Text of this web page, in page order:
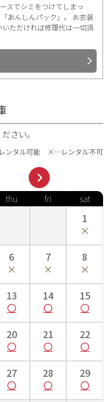
スでシミをつけてしまっ
あんしんパック」。 お衣装
ただければ修理代は一切頂
さい。
ンタル可能 ×…レンタル不可
thu fri sat
1
6 7 8
13 14 15
20 21 22
27 28 29